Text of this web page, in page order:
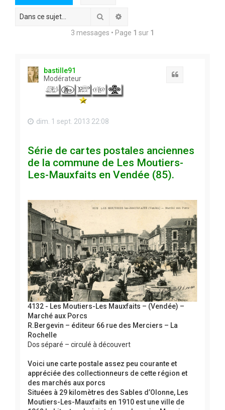
Rechercher
3 messages • Page 1 sur 1
bastille91
Modérateur
dim. 1 sept. 2013 22:08
Série de cartes postales anciennes
de la commune de Les Moutiers-
Les-Mauxfaits en Vendée (85).
4132 - Les Moutiers-Les Mauxfaits – (Vendée) –
Marché aux Porcs
R.Bergevin – éditeur 66 rue des Merciers – La
Rochelle
Dos séparé – circulé à découvert
Voici une carte postale assez peu courante et
appréciée des collectionneurs de cette région et
des marchés aux porcs
Situées à 29 kilomètres des Sables d’Olonne, Les
Moutiers-Les-Mauxfaits en 1910 est une ville de